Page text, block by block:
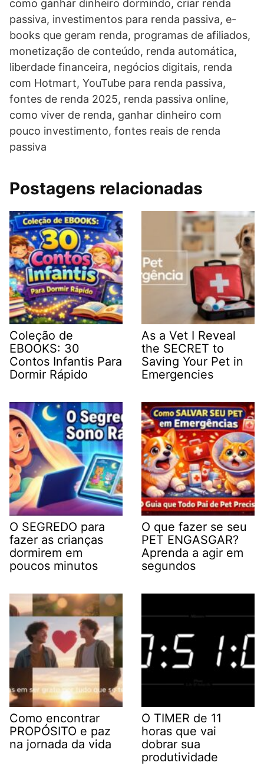
como ganhar dinheiro dormindo, criar renda
passiva, investimentos para renda passiva, e-
books que geram renda, programas de afiliados,
monetização de conteúdo, renda automática,
liberdade financeira, negócios digitais, renda
com Hotmart, YouTube para renda passiva,
fontes de renda 2025, renda passiva online,
como viver de renda, ganhar dinheiro com
pouco investimento, fontes reais de renda
passiva
Postagens relacionadas
Coleção de
EBOOKS: 30
Contos Infantis Para
Dormir Rápido
As a Vet I Reveal
the SECRET to
Saving Your Pet in
Emergencies
O SEGREDO para
fazer as crianças
dormirem em
poucos minutos
O que fazer se seu
PET ENGASGAR?
Aprenda a agir em
segundos
Como encontrar
PROPÓSITO e paz
na jornada da vida
O TIMER de 11
horas que vai
dobrar sua
produtividade